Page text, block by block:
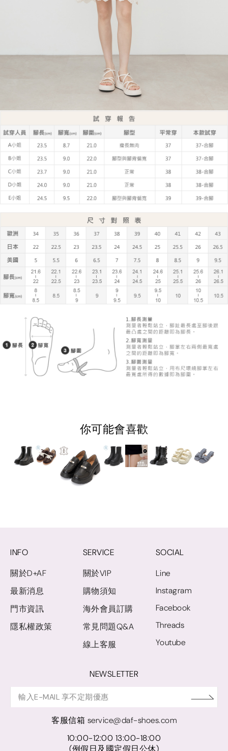
你可能會喜歡
INFO
關於D+AF
最新消息
門市資訊
隱私權政策
SERVICE
關於VIP
購物須知
海外會員訂購
常見問題Q&A
線上客服
SOCIAL
Line
Instagram
Facebook
Threads
Youtube
NEWSLETTER
客服信箱 service@daf-shoes.com
10:00-12:00 13:00-18:00